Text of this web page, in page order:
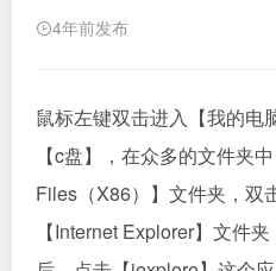
4年前发布
鼠标左键双击进入【我的电
【c盘】，在众多的文件夹
Files（X86）】文件夹，双
【Internet Explorer】文件